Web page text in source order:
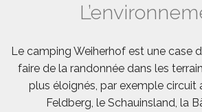
Le camping Weiherhof est une case
faire de la randonnée dans les
plus éloignés, par exemple circuit
Feldberg, le Schauinsland, la